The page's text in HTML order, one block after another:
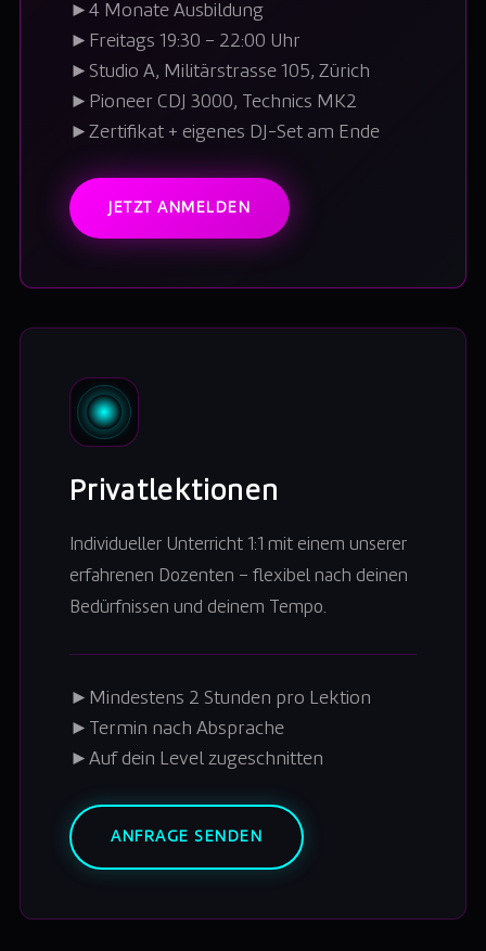
► 4 Monate Ausbildung
► Freitags 19:30 – 22:00 Uhr
► Studio A, Militärstrasse 105, Zürich
► Pioneer CDJ 3000, Technics MK2
► Zertifikat + eigenes DJ-Set am Ende
JETZT ANMELDEN
Privatlektionen
Individueller Unterricht 1:1 mit einem unserer
erfahrenen Dozenten – flexibel nach deinen
Bedürfnissen und deinem Tempo.
► Mindestens 2 Stunden pro Lektion
►
Termin nach Absprache
► Auf dein Level zugeschnitten
ANFRAGE SENDEN